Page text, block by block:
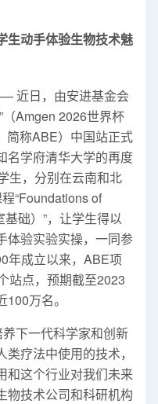
生动手体验生物技术魅
近日，由安进基金会
Amgen 2026世界杯
简称ABE）中国站正式
名学府清华大学的再度
生，分别在云南和北
“Foundations of
础）”，让学生得以
体验实验实操，一同参
年成立以来，ABE项
站点，预期截至2023
万名。
下一代科学家和创新
疗法中使用的技术，
和这个行业对我们未来
物技术公司和科研机构